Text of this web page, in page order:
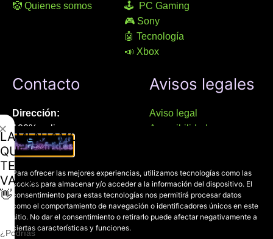
Para ofrecer las mejores experiencias, utilizamos tecnologías como las
cookies para almacenar y/o acceder a la información del dispositivo. El
consentimiento para estas tecnologías nos permitirá procesar datos
como el comportamiento de navegación o identificadores únicos en este
sitio. No dar el consentimiento o retirarlo puede afectar negativamente a
ciertas características y funciones.
🤡 Quienes somos
🕹 PC Gaming
🎮 Sony
🤖 Tecnología
📣 Xbox
Contacto
Dirección:
100% online
Manresa (08241), Barcelona
Chat Whatsapp (solo texto):
+34 689 800 662
Correo:
contacto@mundofriki.es
Avisos legales
Aviso legal
Accesibilidad
Política de privacidad
LAMENTAMOS
QUE
TE
VAYAS
👋
¿Podrías